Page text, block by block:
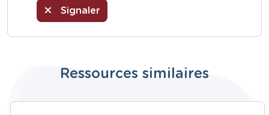
Signaler
Ressources similaires